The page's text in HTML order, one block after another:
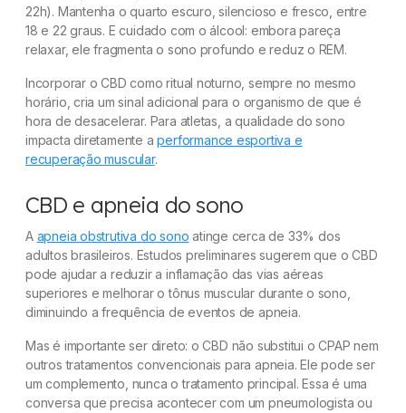
22h). Mantenha o quarto escuro, silencioso e fresco, entre
18 e 22 graus. E cuidado com o álcool: embora pareça
relaxar, ele fragmenta o sono profundo e reduz o REM.
Incorporar o CBD como ritual noturno, sempre no mesmo
horário, cria um sinal adicional para o organismo de que é
hora de desacelerar. Para atletas, a qualidade do sono
impacta diretamente aperformance esportiva e
recuperação muscular.
CBD e apneia do sono
A apneia obstrutiva do sono atinge cerca de 33% dos
adultos brasileiros. Estudos preliminares sugerem que o CBD
pode ajudar a reduzir a inflamação das vias aéreas
superiores e melhorar o tônus muscular durante o sono,
diminuindo a frequência de eventos de apneia.
Mas é importante ser direto: o CBD não substitui o CPAP nem
outros tratamentos convencionais para apneia. Ele pode ser
um complemento, nunca o tratamento principal. Essa é uma
conversa que precisa acontecer com um pneumologista ou